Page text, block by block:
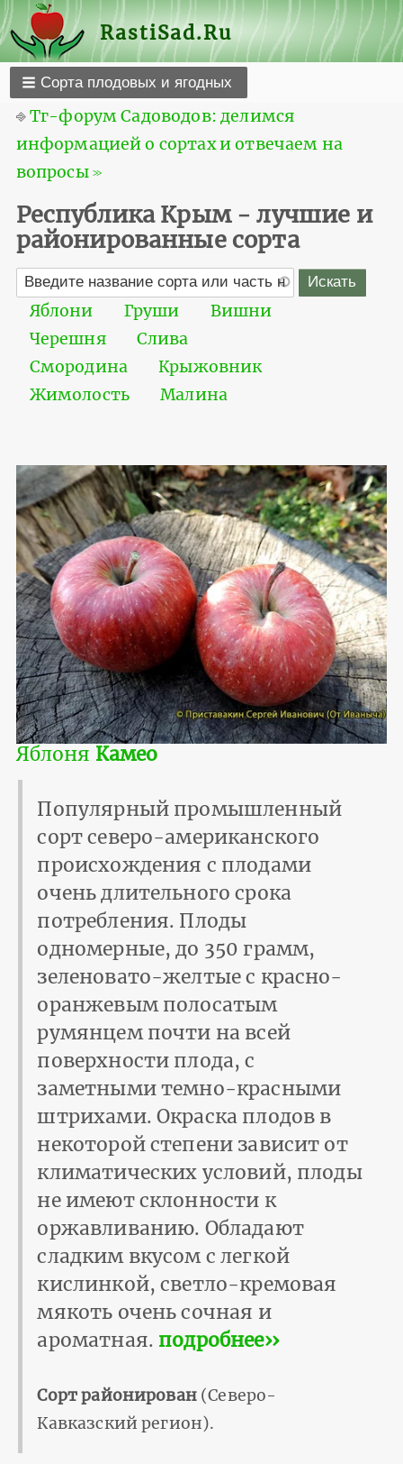
RastiSad.Ru
Сорта плодовых и ягодных
⎆Тг-форум Садоводов: делимся
информацией о сортах и отвечаем на
вопросы ≫
Республика Крым - лучшие и
районированные сорта
Яблони Груши
Вишни
Черешня
Слива
Смородина
Крыжовник
Жимолость
Малина
Яблоня Камео
Популярный промышленный
сорт северо-американского
происхождения с плодами
очень длительного срока
потребления. Плоды
одномерные, до 350 грамм,
зеленовато-желтые с красно-
оранжевым полосатым
румянцем почти на всей
поверхности плода, с
заметными темно-красными
штрихами. Окраска плодов в
некоторой степени зависит от
климатических условий, плоды
не имеют склонности к
оржавливанию. Обладают
сладким вкусом с легкой
кислинкой, светло-кремовая
мякоть очень сочная и
ароматная. подробнее››
Сорт районирован(Северо-
Кавказский регион).